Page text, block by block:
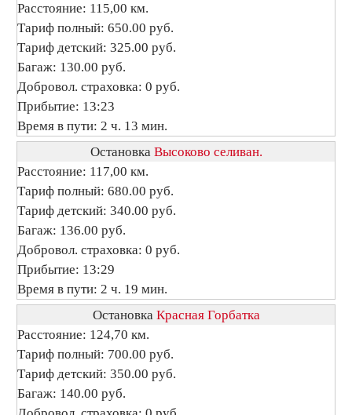
Расстояние: 115,00 км.
Тариф полный: 650.00 руб.
Тариф детский: 325.00 руб.
Багаж: 130.00 руб.
Добровол. страховка: 0 руб.
Прибытие: 13:23
Время в пути: 2 ч. 13 мин.
Остановка Высоково селиван.
Расстояние: 117,00 км.
Тариф полный: 680.00 руб.
Тариф детский: 340.00 руб.
Багаж: 136.00 руб.
Добровол. страховка: 0 руб.
Прибытие: 13:29
Время в пути: 2 ч. 19 мин.
Остановка Красная Горбатка
Расстояние: 124,70 км.
Тариф полный: 700.00 руб.
Тариф детский: 350.00 руб.
Багаж: 140.00 руб.